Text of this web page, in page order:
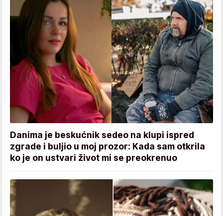
Danima je beskućnik sedeo na klupi ispred
zgrade i buljio u moj prozor: Kada sam otkrila
ko je on ustvari život mi se preokrenuo